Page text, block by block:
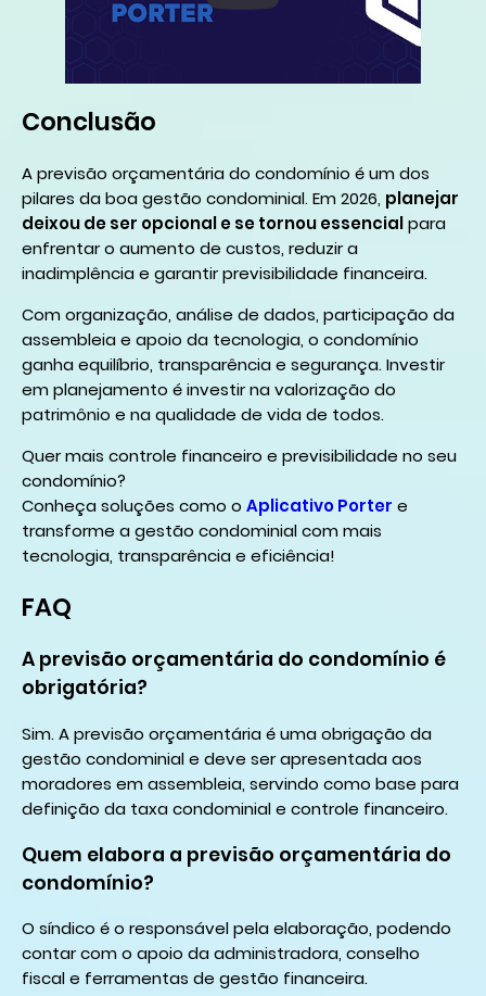
Conclusão
A previsão orçamentária do condomínio é um dos
pilares da boa gestão condominial. Em 2026, planejar
deixou de ser opcional e se tornou essencialpara
enfrentar o aumento de custos, reduzir a
inadimplência e garantir previsibilidade financeira.
Com organização, análise de dados, participação da
assembleia e apoio da tecnologia, o condomínio
ganha equilíbrio, transparência e segurança. Investir
em planejamento é investir na valorização do
patrimônio e na qualidade de vida de todos.
Quer mais controle financeiro e previsibilidade no seu
condomínio?
Conheça soluções como o Aplicativo Porter e
transforme a gestão condominial com mais
tecnologia, transparência e eficiência!
FAQ
A previsão orçamentária do condomínio é
obrigatória?
Sim. A previsão orçamentária é uma obrigação da
gestão condominial e deve ser apresentada aos
moradores em assembleia, servindo como base para
definição da taxa condominial e controle financeiro.
Quem elabora a previsão orçamentária do
condomínio?
O síndico é o responsável pela elaboração, podendo
contar com o apoio da administradora, conselho
fiscal e ferramentas de gestão financeira.